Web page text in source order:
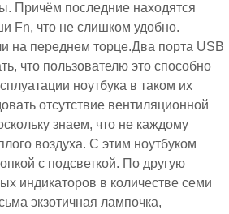
Причём последние находятся
Fn, что не слишком удобно.
на переднем торце.Два порта USB
что пользователю это способно
ноутбука в таком их
отсутствие вентиляционной
знаем, что не каждому
воздуха. С этим ноутбуком
с подсветкой. По другую
индикаторов в количестве семи
экзотичная лампочка,